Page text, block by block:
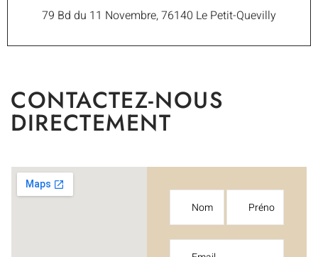
79 Bd du 11 Novembre, 76140 Le Petit-Quevilly
CONTACTEZ-NOUS
DIRECTEMENT